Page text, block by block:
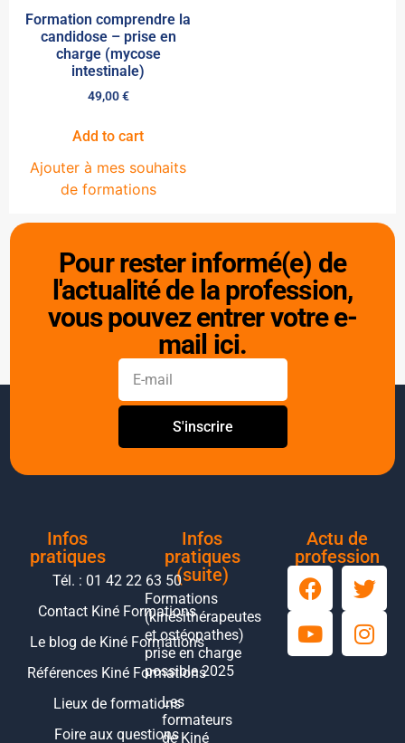
Formation comprendre la
candidose – prise en
charge (mycose
intestinale)
49,00€
Add to cart
Ajouter à mes souhaits
de formations
Pour rester informé(e) de
l'actualité de la profession,
vous pouvez entrer votre e-
mail ici.
S'inscrire
Infos
pratiques
Tél. : 01 42 22 63 50
Contact Kiné Formations
Le blog de Kiné Formations
Références Kiné Formations
Lieux de formations
Foire aux questions
Infos
pratiques
(suite)
Formations
(kinésithérapeutes
et ostéopathes)
prise en charge
possible 2025
Les
formateurs
de Kiné
Actu de
profession